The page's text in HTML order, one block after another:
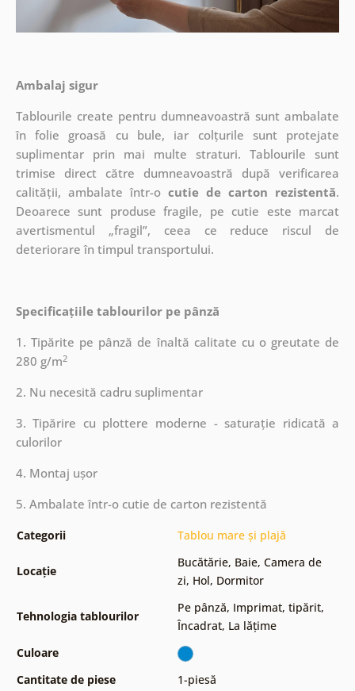
Ambalaj sigur
Tablourile create pentru dumneavoastră sunt ambalate
în folie groasă cu bule, iar colțurile sunt protejate
suplimentar prin mai multe straturi.Tablourile sunt
trimise direct către dumneavoastră după verificarea
calității, ambalate într-o cutie de carton rezistentă.
Deoarece sunt produse fragile, pe cutie este marcat
avertismentul „fragil”, ceea ce reduce riscul de
deteriorare în timpul transportului.
Specificațiile tablourilor pe pânză
1. Tipărite pe pânză de înaltă calitate cu o greutate de
280 g/m2
2. Nu necesită cadru suplimentar
3. Tipărire cu plottere moderne - saturație ridicată a
culorilor
4. Montaj ușor
5. Ambalate într-o cutie de carton rezistentă
Categorii Tablou mare și plajă
Locație
Bucătărie, Baie, Camera de
zi, Hol, Dormitor
Tehnologia tablourilor
Pe pânză, Imprimat, tipărit,
Încadrat, La lățime
Culoare
Cantitate de piese
1-piesă